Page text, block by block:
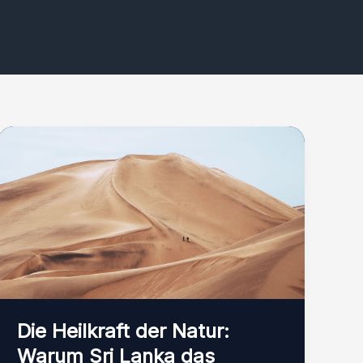
Die Heilkraft der Natur:
Warum Sri Lanka das